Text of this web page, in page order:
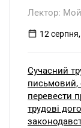
Лектор:
12
Сучасний
письмовий,
перевести
трудові